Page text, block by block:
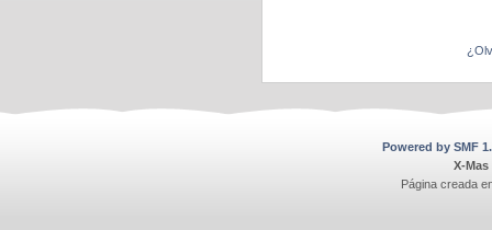
Powered by SMF
X-Mas
Página creada